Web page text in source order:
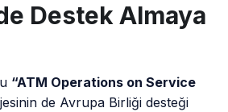
Destek Almaya
“ATM Operations on Service
de Avrupa Birliği desteği